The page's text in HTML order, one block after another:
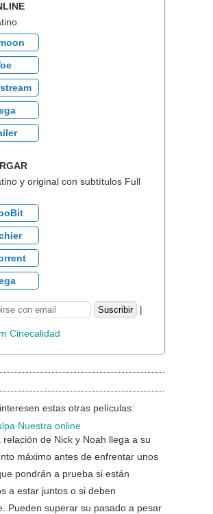
y original con subtítulos Full
|
Cinecalidad
estas otras películas:
Nuestra online
relación de Nick y Noah llega a su
máximo antes de enfrentar unos
pondrán a prueba si están
a estar juntos o si deben
Pueden superar su pasado a pesar